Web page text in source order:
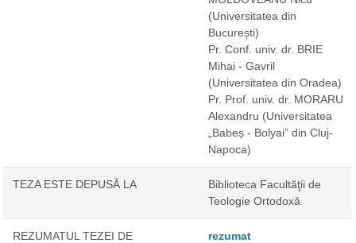
(Universitatea din
București)
Pr. Conf. univ. dr. BRIE
Mihai - Gavril
(Universitatea din Oradea)
Pr. Prof. univ. dr. MORARU
Alexandru (Universitatea
„Babeș - Bolyai” din Cluj-
Napoca)
TEZA ESTE DEPUSĂ LA
Biblioteca Facultăţii de
Teologie Ortodoxă
REZUMATUL TEZEI DE
rezumat